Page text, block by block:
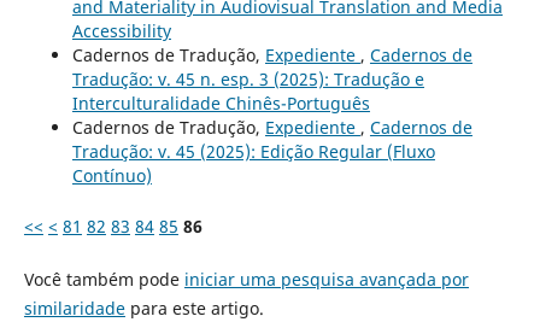
and Materiality in Audiovisual Translation and Media
Accessibility
Cadernos de Tradução, Expediente , Cadernos de
Tradução: v. 45 n. esp. 3 (2025): Tradução e
Interculturalidade Chinês-Português
Cadernos de Tradução, Expediente , Cadernos de
Tradução: v. 45 (2025): Edição Regular (Fluxo
Contínuo)
<< < 81 82 83 84 85 86
Você também pode iniciar uma pesquisa avançada por
similaridadepara este artigo.